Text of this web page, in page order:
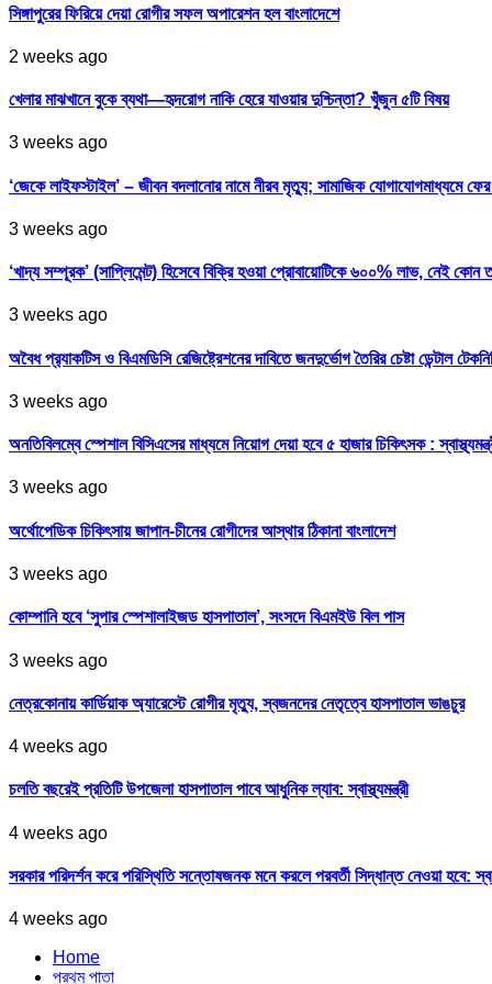
সিঙ্গাপুরের ফিরিয়ে দেয়া রোগীর সফল অপারেশন হল বাংলাদেশে
2 weeks ago
খেলার মাঝখানে বুকে ব্যথা—হৃদরোগ নাকি হেরে যাওয়ার দুশ্চিন্তা? খুঁজুন ৫টি বিষয়
3 weeks ago
‘জেকে লাইফস্টাইল’ – জীবন বদলানোর নামে নীরব মৃত্যু; সামাজিক যোগাযোগমাধ্যমে
3 weeks ago
‘খাদ্য সম্পূরক’ (সাপ্লিমেন্ট) হিসেবে বিক্রি হওয়া প্রোবায়োটিকে ৬০০% লাভ, নেই কোন
3 weeks ago
অবৈধ প্র‍্যাকটিস ও বিএমডিসি রেজিষ্ট্রেশনের দাবিতে জনদুর্ভোগ তৈরির চেষ্টা ডেন্টাল
3 weeks ago
অনতিবিলম্বে স্পেশাল বিসিএসের মাধ্যমে নিয়োগ দেয়া হবে ৫ হাজার চিকিৎসক :
3 weeks ago
অর্থোপেডিক চিকিৎসায় জাপান-চীনের রোগীদের আস্থার ঠিকানা বাংলাদেশ
3 weeks ago
কোম্পানি হবে ‘সুপার স্পেশালাইজড হাসপাতাল’, সংসদে বিএমইউ বিল পাস
3 weeks ago
নেত্রকোনায় কার্ডিয়াক অ্যারেস্টে রোগীর মৃত্যু, স্বজনদের নেতৃত্বে হাসপাতাল ভাঙচুর
4 weeks ago
চলতি বছরেই প্রতিটি উপজেলা হাসপাতাল পাবে আধুনিক ল্যাব: স্বাস্থ্যমন্ত্রী
4 weeks ago
সরকার পরিদর্শন করে পরিস্থিতি সন্তোষজনক মনে করলে পরবর্তী সিদ্ধান্ত নেওয়া হবে:
4 weeks ago
Home
প্রথম পাতা